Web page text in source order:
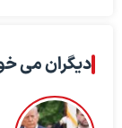
دیگران می